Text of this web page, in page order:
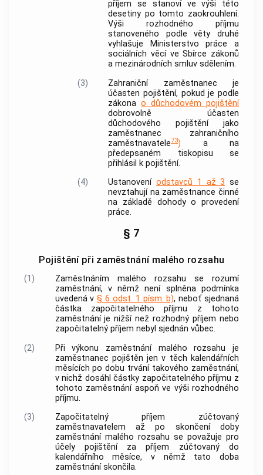
příjem se stanoví ve výši této
desetiny po tomto zaokrouhlení.
Výši rozhodného příjmu
stanoveného podle věty druhé
vyhlašuje Ministerstvo práce a
sociálních věcí ve Sbírce zákonů
a mezinárodních smluv sdělením.
(3)
Zahraniční zaměstnanec je
účasten pojištění, pokud je podle
zákonao důchodovém pojištění
dobrovolně účasten
důchodového pojištění jako
zaměstnanec zahraničního
zaměstnavatele73) a na
předepsaném tiskopisu se
přihlásil k pojištění.
(4)
Ustanoveníodstavců 1 až 3 se
nevztahují na zaměstnance činné
na základě dohody o provedení
práce.
§ 7
Pojištění při zaměstnání malého rozsahu
(1) Zaměstnáním malého rozsahu se rozumí
zaměstnání, v němž není splněna podmínka
uvedená v§ 6 odst. 1 písm. b), neboť sjednaná
částka započitatelného příjmu z tohoto
zaměstnáníje nižší než rozhodný příjem nebo
započitatelný příjem nebyl sjednán vůbec.
(2)
Při výkonu zaměstnání malého rozsahu je
zaměstnanec pojištěn jen v těch kalendářních
měsících po dobu trvání takového zaměstnání,
v nichž dosáhl částky započitatelného příjmu z
tohoto zaměstnáníaspoň ve výši rozhodného
příjmu.
(3)
Započitatelný příjem zúčtovaný
zaměstnavatelem až po skončení doby
zaměstnání malého rozsahu se považuje pro
účely pojištění za příjem zúčtovaný do
kalendářního měsíce, v němž tato doba
zaměstnánískončila.